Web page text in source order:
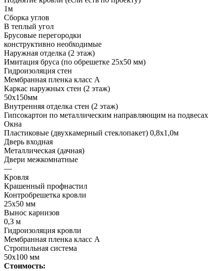
1м
Сборка углов
В теплый угол
Брусовые перегородки
конструктивно необходимые
Наружная отделка (2 этаж)
Имитация бруса (по обрешетке 25х50 мм)
Гидроизоляция стен
Мембранная пленка класс А
Каркас наружных стен (2 этаж)
50х150мм
Внутренняя отделка стен (2 этаж)
Гипсокартон по металлическим направляющим на подвесах
Окна
Пластиковые (двухкамерный стеклопакет) 0,8х1,0м
Дверь входная
Металлическая (дачная)
Двери межкомнатные
—
Кровля
Крашенный профнастил
Контробрешетка кровли
25х50 мм
Вынос карнизов
0,3 м
Гидроизоляция кровли
Мембранная пленка класс А
Стропильная система
50х100 мм
Стоимость: